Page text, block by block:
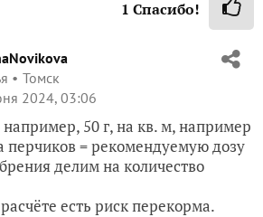
1 Спасибо!
Томск
2024, 03:06
50 г, на кв. м, например
перчиков = рекомендуемую дозу
делим на количество
есть риск перекорма.